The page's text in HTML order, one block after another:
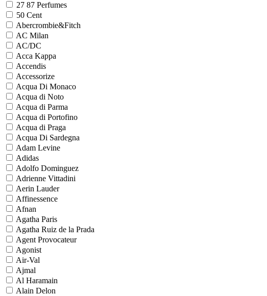
27 87 Perfumes
50 Cent
Abercrombie&Fitch
AC Milan
AC/DC
Acca Kappa
Accendis
Accessorize
Acqua Di Monaco
Acqua di Noto
Acqua di Parma
Acqua di Portofino
Acqua di Praga
Acqua Di Sardegna
Adam Levine
Adidas
Adolfo Dominguez
Adrienne Vittadini
Aerin Lauder
Affinessence
Afnan
Agatha Paris
Agatha Ruiz de la Prada
Agent Provocateur
Agonist
Air-Val
Ajmal
Al Haramain
Alain Delon